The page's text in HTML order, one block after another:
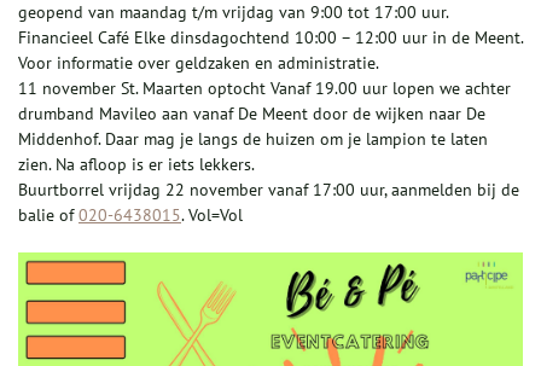
geopend van maandag t/m vrijdag van 9:00 tot 17:00 uur.
Financieel Café Elke dinsdagochtend 10:00 – 12:00 uur in de Meent.
Voor informatie over geldzaken en administratie.
11 november St. Maarten optocht Vanaf 19.00 uur lopen we achter
drumband Mavileo aan vanaf De Meent door de wijken naar De
Middenhof. Daar mag je langs de huizen om je lampion te laten
zien. Na afloop is er iets lekkers.
Buurtborrel vrijdag 22 november vanaf 17:00 uur, aanmelden bij de
balie of020-6438015. Vol=Vol